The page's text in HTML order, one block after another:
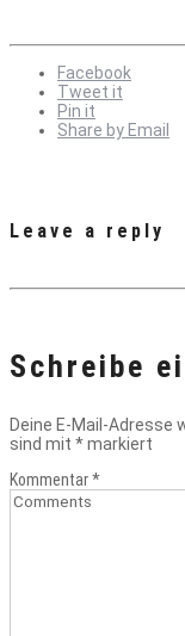
Facebook
Tweet it
Pin it
Share by Email
Leave a reply
Schreibe
Deine E-Mail-Adresse
sind mit *markiert
Kommentar*